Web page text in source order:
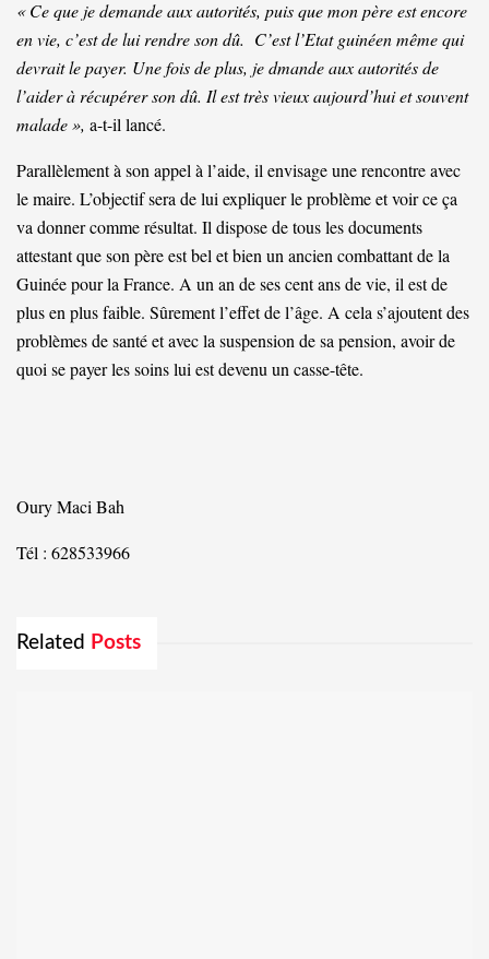
« Ce que je demande aux autorités, puis que mon père est encore
en vie, c’est de lui rendre son dû. C’est l’Etat guinéen même qui
devrait le payer. Une fois de plus, je dmande aux autorités de
l’aider à récupérer son dû. Il est très vieux aujourd’hui et souvent
malade », a-t-il lancé.
Parallèlement à son appel à l’aide, il envisage une rencontre avec
le maire. L’objectif sera de lui expliquer le problème et voir ce ça
va donner comme résultat. Il dispose de tous les documents
attestant que son père est bel et bien un ancien combattant de la
Guinée pour la France. A un an de ses cent ans de vie, il est de
plus en plus faible. Sûrement l’effet de l’âge. A cela s’ajoutent des
problèmes de santé et avec la suspension de sa pension, avoir de
quoi se payer les soins lui est devenu un casse-tête.
Oury Maci Bah
Tél : 628533966
Related Posts